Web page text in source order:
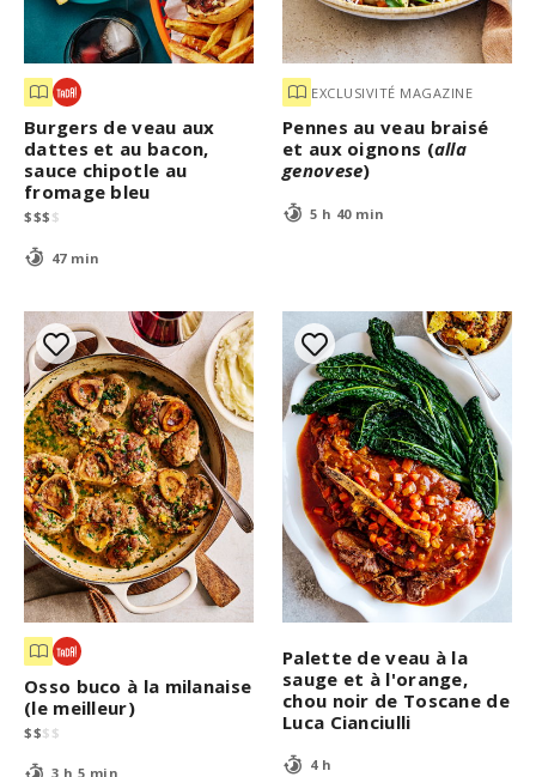
Burgers de veau aux
dattes et au bacon,
sauce chipotle au
fromage bleu
$$$ $
47 min
EXCLUSIVITÉ MAGAZINE
Pennes au veau braisé
et aux oignons (alla
genovese)
5 h 40 min
Osso buco à la milanaise
(le meilleur)
$$$ $
3 h 5 min
Palette de veau à la
sauge et à l'orange,
chou noir de Toscane de
Luca Cianciulli
4 h